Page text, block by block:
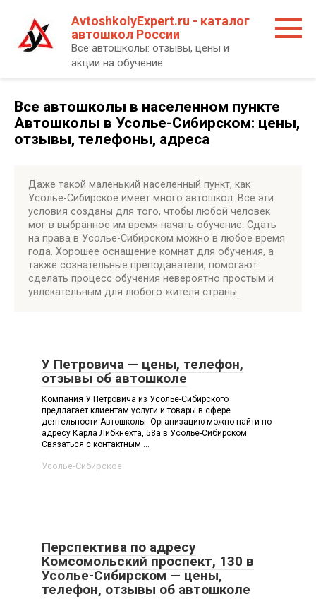
контенту
AvtoshkolyExpert.ru - каталог
автошкол России
Все автошколы: отзывы, цены и
акции на обучение
Все автошколы в населенном пункте
Автошколы в Усолье-Сибирском: цены,
отзывы, телефоны, адреса
Даже такой маленький населенный пункт, как
Усолье-Сибирское имеет много автошкол. Все эти
условия созданы для того, чтобы любой человек
мог в выбранное им время начать обучение. Сдать
на права в Усолье-Сибирском можно в любое время
года. Хорошее оснащение комнат для обучения, а
также сознательные преподаватели, помогают
сделать процесс обучения невероятно простым и
увлекательным для любого жителя страны.
У Петровича — цены, телефон,
отзывы об автошколе
Компания У Петровича из Усолье-Сибирского
предлагает клиентам услуги и товары в сфере
деятельности Автошколы. Организацию можно найти по
адресу Карла Либкнехта, 58а в Усолье-Сибирском.
Связаться с контактным ...
Усолье-Сибирское
Перспектива по адресу
Комсомольский проспект, 130 в
Усолье-Сибирском — цены,
телефон, отзывы об автошколе